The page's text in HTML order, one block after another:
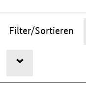
Filter/Sortieren
Navigation